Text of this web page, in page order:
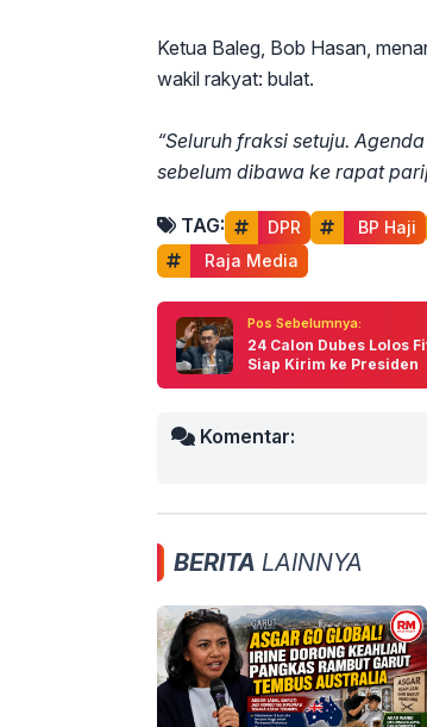
Ketua Baleg, Bob Hasan,
wakil rakyat: bulat.
“Seluruh fraksi setuju.
sebelum dibawa ke rapat
TAG: DPR BP Haji
Raja Media
Pos Sebelumnya:
24 Calon Dubes Lolos
Siap Kirim ke Presiden
Komentar:
BERITA LAINNYA